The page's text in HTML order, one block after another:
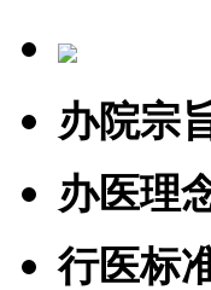
办院宗
办医理
行医标